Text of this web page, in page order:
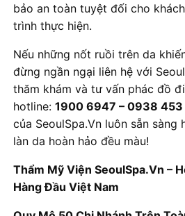
bảo an toàn tuyệt đối cho
trình thực hiện.
Nếu những nốt ruồi trên da
đừng ngần ngại liên hệ với
thăm khám và tư vấn phác đồ
hotline: 1900 6947 – 0938 453
của SeoulSpa.Vn luôn sẵn sàng
làn da hoàn hảo đều màu!
Thẩm Mỹ Viện SeoulSpa.Vn –
Hàng Đầu Việt Nam